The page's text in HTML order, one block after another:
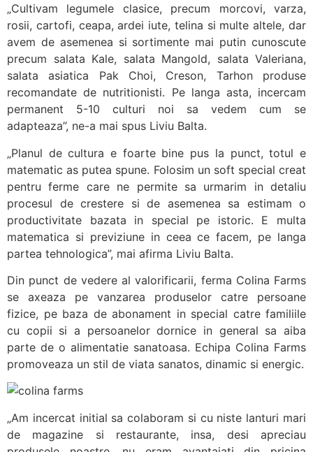
„Cultivam legumele clasice, precum morcovi, varza,
rosii, cartofi, ceapa, ardei iute, telina si multe altele, dar
avem de asemenea si sortimente mai putin cunoscute
precum salata Kale, salata Mangold, salata Valeriana,
salata asiatica Pak Choi, Creson, Tarhon produse
recomandate de nutritionisti. Pe langa asta, incercam
permanent 5-10 culturi noi sa vedem cum se
adapteaza”, ne-a mai spus Liviu Balta.
„Planul de cultura e foarte bine pus la punct, totul e
matematic as putea spune. Folosim un soft special creat
pentru ferme care ne permite sa urmarim in detaliu
procesul de crestere si de asemenea sa estimam o
productivitate bazata in special pe istoric. E multa
matematica si previziune in ceea ce facem, pe langa
partea tehnologica”, mai afirma Liviu Balta.
Din punct de vedere al valorificarii, ferma Colina Farms
se axeaza pe vanzarea produselor catre persoane
fizice, pe baza de abonament in special catre familiile
cu copii si a persoanelor dornice in general sa aiba
parte de o alimentatie sanatoasa. Echipa Colina Farms
promoveaza un stil de viata sanatos, dinamic si energic.
„Am incercat initial sa colaboram si cu niste lanturi mari
de magazine si restaurante, insa, desi apreciau